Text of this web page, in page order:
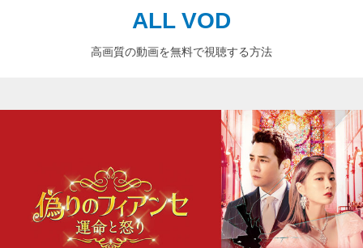
ALL VOD
高画質の動画を無料で視聴する方法